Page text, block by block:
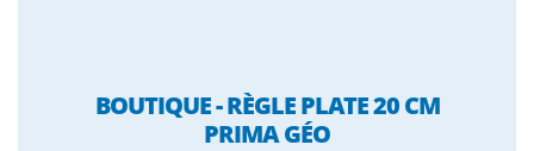
BOUTIQUE - RÈGLE PLATE 20 CM
PRIMA GÉO